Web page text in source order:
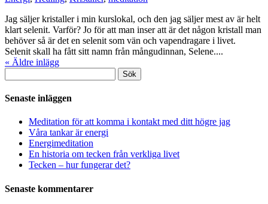
Jag säljer kristaller i min kurslokal, och den jag säljer mest av är helt
klart selenit. Varför? Jo för att man inser att är det någon kristall man
behöver så är det en selenit som vän och vapendragare i livet.
Selenit skall ha fått sitt namn från mångudinnan, Selene....
« Äldre inlägg
efter:
Senaste inläggen
Meditation för att komma i kontakt med ditt högre jag
Våra tankar är energi
Energimeditation
En historia om tecken från verkliga livet
Tecken – hur fungerar det?
Senaste kommentarer